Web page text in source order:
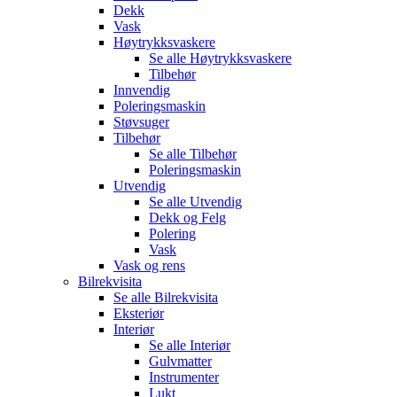
Dekk
Vask
Høytrykksvaskere
Se alle Høytrykksvaskere
Tilbehør
Innvendig
Poleringsmaskin
Støvsuger
Tilbehør
Se alle Tilbehør
Poleringsmaskin
Utvendig
Se alle Utvendig
Dekk og Felg
Polering
Vask
Vask og rens
Bilrekvisita
Se alle Bilrekvisita
Eksteriør
Interiør
Se alle Interiør
Gulvmatter
Instrumenter
Lukt